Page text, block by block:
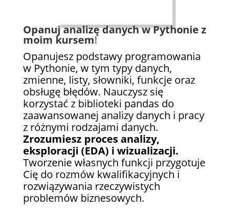
Opanuj analizę danych w Pythonie z
moim kursem!
Opanujesz podstawy programowania
w Pythonie, w tym typy danych,
zmienne, listy, słowniki, funkcje oraz
obsługę błędów. Nauczysz się
korzystać z biblioteki pandas do
zaawansowanej analizy danych i pracy
z różnymi rodzajami danych.
Zrozumiesz proces analizy,
eksploracji (EDA) i wizualizacji.
Tworzenie własnych funkcji przygotuje
Cię do rozmów kwalifikacyjnych i
rozwiązywania rzeczywistych
problemów biznesowych.